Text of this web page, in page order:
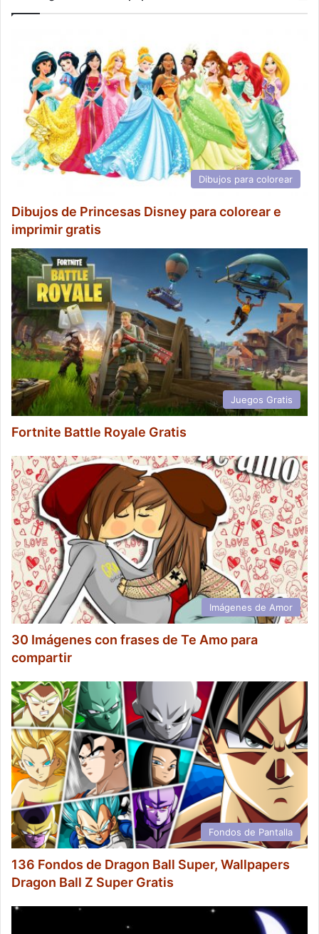
Dibujos para colorear
Dibujos de Princesas Disney para colorear e
imprimir gratis
Juegos Gratis
Fortnite Battle Royale Gratis
Imágenes de Amor
30 Imágenes con frases de Te Amo para
compartir
Fondos de Pantalla
136 Fondos de Dragon Ball Super, Wallpapers
Dragon Ball Z Super Gratis